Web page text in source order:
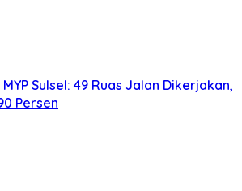
Sulsel: 49 Ruas Jalan Dikerjakan,
Persen